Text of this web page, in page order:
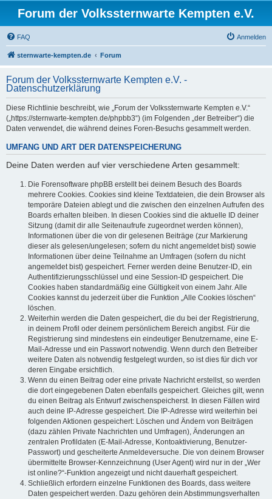
Forum der Volkssternwarte Kempten e.V.
FAQ Anmelden
sternwarte-kempten.de Forum
Forum der Volkssternwarte Kempten e.V. -
Datenschutzerklärung
Diese Richtlinie beschreibt, wie „Forum der Volkssternwarte Kempten e.V.“
(„https://sternwarte-kempten.de/phpbb3“) (im Folgenden „der Betreiber“) die
Daten verwendet, die während deines Foren-Besuchs gesammelt werden.
UMFANG UND ART DER DATENSPEICHERUNG
Deine Daten werden auf vier verschiedene Arten gesammelt:
Die Forensoftware phpBB erstellt bei deinem Besuch des Boards
mehrere Cookies. Cookies sind kleine Textdateien, die dein Browser als
temporäre Dateien ablegt und die zwischen den einzelnen Aufrufen des
Boards erhalten bleiben. In diesen Cookies sind die aktuelle ID deiner
Sitzung (damit dir alle Seitenaufrufe zugeordnet werden können),
Informationen über die von dir gelesenen Beiträge (zur Markierung
dieser als gelesen/ungelesen; sofern du nicht angemeldet bist) sowie
Informationen über deine Teilnahme an Umfragen (sofern du nicht
angemeldet bist) gespeichert. Ferner werden deine Benutzer-ID, ein
Authentifizierungsschlüssel und eine Session-ID gespeichert. Die
Cookies haben standardmäßig eine Gültigkeit von einem Jahr. Alle
Cookies kannst du jederzeit über die Funktion „Alle Cookies löschen“
löschen.
Weiterhin werden die Daten gespeichert, die du bei der Registrierung,
in deinem Profil oder deinem persönlichem Bereich angibst. Für die
Registrierung sind mindestens ein eindeutiger Benutzername, eine E-
Mail-Adresse und ein Passwort notwendig. Wenn durch den Betreiber
weitere Daten als notwendig festgelegt wurden, so ist dies für dich vor
deren Eingabe ersichtlich.
Wenn du einen Beitrag oder eine private Nachricht erstellst, so werden
die dort eingegebenen Daten ebenfalls gespeichert. Gleiches gilt, wenn
du einen Beitrag als Entwurf zwischenspeicherst. In diesen Fällen wird
auch deine IP-Adresse gespeichert. Die IP-Adresse wird weiterhin bei
folgenden Aktionen gespeichert: Löschen und Ändern von Beiträgen
(dazu zählen Private Nachrichten und Umfragen), Änderungen an
zentralen Profildaten (E-Mail-Adresse, Kontoaktivierung, Benutzer-
Passwort) und gescheiterte Anmeldeversuche. Die von deinem Browser
übermittelte Browser-Kennzeichnung (User Agent) wird nur in der „Wer
ist online?“-Funktion angezeigt und nicht dauerhaft gespeichert.
Schließlich erfordern einzelne Funktionen des Boards, dass weitere
Daten gespeichert werden. Dazu gehören dein Abstimmungsverhalten